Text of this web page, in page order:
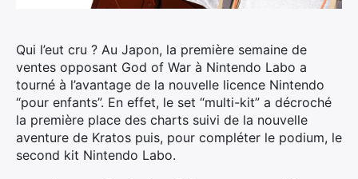
Qui l’eut cru ? Au Japon, la première semaine de
ventes opposant God of War à Nintendo Labo a
tourné à l’avantage de la nouvelle licence Nintendo
“pour enfants”. En effet, le set “multi-kit” a décroché
la première place des charts suivi de la nouvelle
aventure de Kratos puis, pour compléter le podium, le
second kit Nintendo Labo.